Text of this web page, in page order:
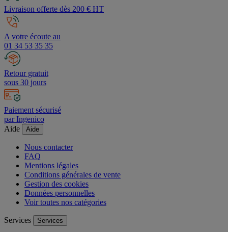
Livraison offerte dès 200 € HT
A votre écoute au
01 34 53 35 35
Retour gratuit
sous 30 jours
Paiement sécurisé
par Ingenico
Aide
Aide
Nous contacter
FAQ
Mentions légales
Conditions générales de vente
Gestion des cookies
Données personnelles
Voir toutes nos catégories
Services Services